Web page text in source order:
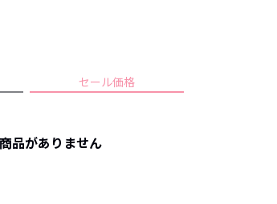
プライバシーポリシー
セール価格
品がありません